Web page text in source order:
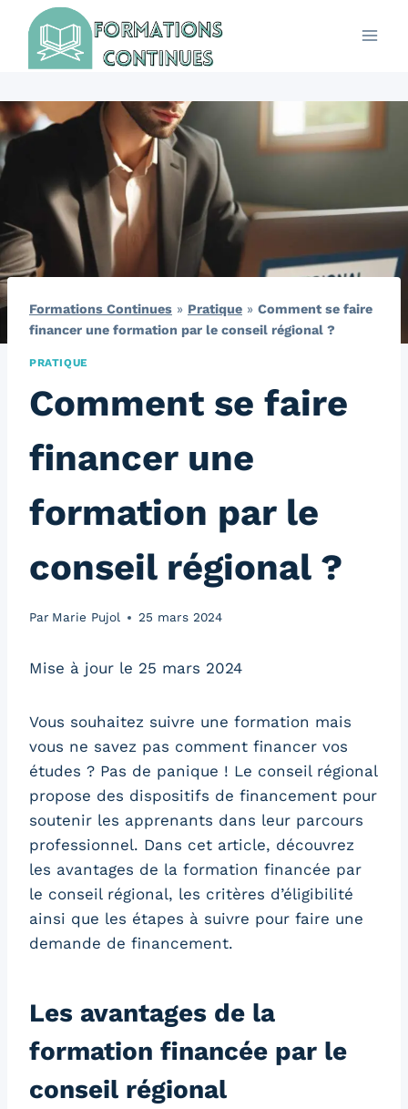
contenu
Formations Continues » Pratique » Comment se faire
financer une formation par le conseil régional ?
PRATIQUE
Comment se faire
financer une
formation par le
conseil régional ?
Par Marie Pujol 25 mars 2024
Mise à jour le 25 mars 2024
Vous souhaitez suivre une formation mais
vous ne savez pas comment financer vos
études ? Pas de panique ! Le conseil régional
propose des dispositifs de financement pour
soutenir les apprenants dans leur parcours
professionnel. Dans cet article, découvrez
les avantages de la formation financée par
le conseil régional, les critères d’éligibilité
ainsi que les étapes à suivre pour faire une
demande de financement.
Les avantages de la
formation financée par le
conseil régional